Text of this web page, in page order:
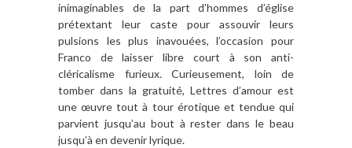
inimaginables de la part d’hommes d’église
prétextant leur caste pour assouvir leurs
pulsions les plus inavouées, l’occasion pour
Franco de laisser libre court à son anti-
cléricalisme furieux. Curieusement, loin de
tomber dans la gratuité, Lettres d’amour est
une œuvre tout à tour érotique et tendue qui
parvient jusqu’au bout à rester dans le beau
jusqu’à en devenir lyrique.